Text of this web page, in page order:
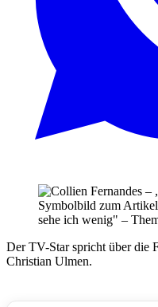
Symbolbild zum
sehe ich wenig" –
Der TV-Star spricht über die
Christian Ulmen.